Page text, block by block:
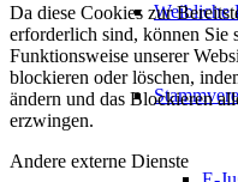
Weibliche
Da diese Cookies zur
erforderlich sind, können Sie
Funktionsweise unserer
blockieren oder löschen,
ändern und das Blockieren
erzwingen.
Andere externe Dienste